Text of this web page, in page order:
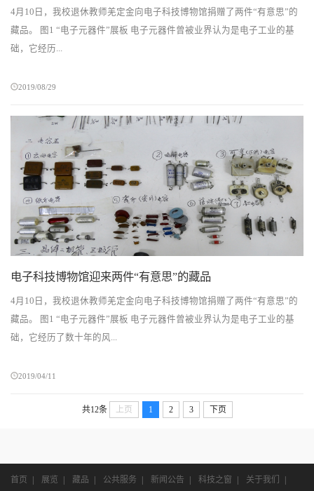
4月10日，我校退休教师羌定金向电子科技博物馆捐赠了两件“有意思”的
藏品。 图1 “电子元器件”展板 电子元器件曾被业界认为是电子工业的基
础，它经历...
2019/08/29
电子科技博物馆迎来两件“有意思”的藏品
4月10日，我校退休教师羌定金向电子科技博物馆捐赠了两件“有意思”的
藏品。 图1 “电子元器件”展板 电子元器件曾被业界认为是电子工业的基
础，它经历了数十年的风...
2019/04/11
共12条 上页 1 2 3 下页
首页 | 展览 | 藏品 | 公共服务 | 新闻公告 | 科技之窗 | 关于我们 |